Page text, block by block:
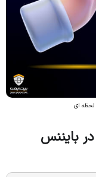
لحظه ای
بایننس